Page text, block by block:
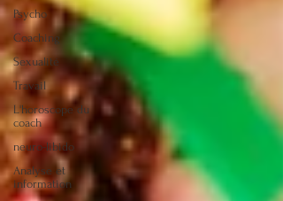
Psycho
Coaching
Sexualité
Travail
L'horoscope du
coach
neuro-libido
Analyse et
information